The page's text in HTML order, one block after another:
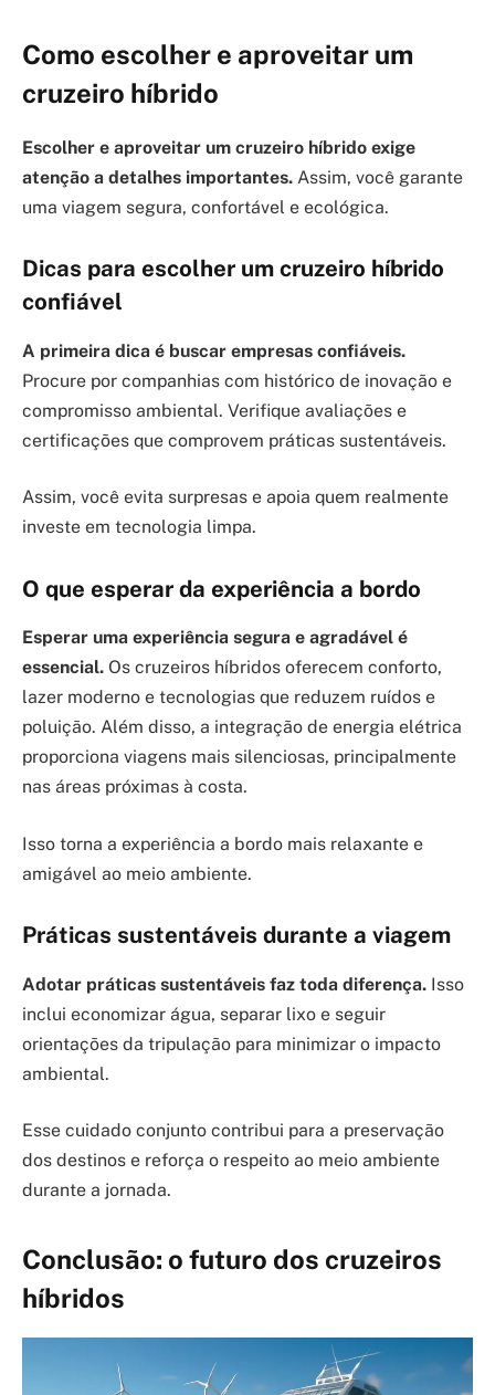
Como escolher e aproveitar um
cruzeiro híbrido
Escolher e aproveitar um cruzeiro híbrido exige
atenção a detalhes importantes. Assim, você garante
uma viagem segura, confortável e ecológica.
Dicas para escolher um cruzeiro híbrido
confiável
A primeira dica é buscar empresas confiáveis.
Procure por companhias com histórico de inovação e
compromisso ambiental. Verifique avaliações e
certificações que comprovem práticas sustentáveis.
Assim, você evita surpresas e apoia quem realmente
investe em tecnologia limpa.
O que esperar da experiência a bordo
Esperar uma experiência segura e agradável é
essencial. Os cruzeiros híbridos oferecem conforto,
lazer moderno e tecnologias que reduzem ruídos e
poluição. Além disso, a integração de energia elétrica
proporciona viagens mais silenciosas, principalmente
nas áreas próximas à costa.
Isso torna a experiência a bordo mais relaxante e
amigável ao meio ambiente.
Práticas sustentáveis durante a viagem
Adotar práticas sustentáveis faz toda diferença. Isso
inclui economizar água, separar lixo e seguir
orientações da tripulação para minimizar o impacto
ambiental.
Esse cuidado conjunto contribui para a preservação
dos destinos e reforça o respeito ao meio ambiente
durante a jornada.
Conclusão: o futuro dos cruzeiros
híbridos